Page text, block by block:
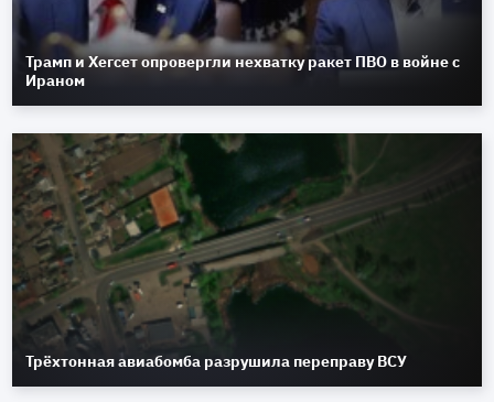
Трамп и Хегсет опровергли нехватку ракет ПВО в войне с
Ираном
Трёхтонная авиабомба разрушила переправу ВСУ